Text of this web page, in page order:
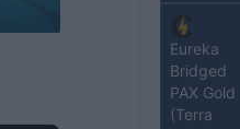
Eureka
Bridged
PAX Gold
(Terra